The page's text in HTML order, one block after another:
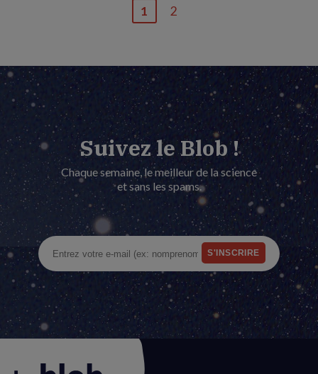
Page
1
Dernière
2
Suivez le Blob !
Chaque semaine, le meilleur de la science
et sans les spams.